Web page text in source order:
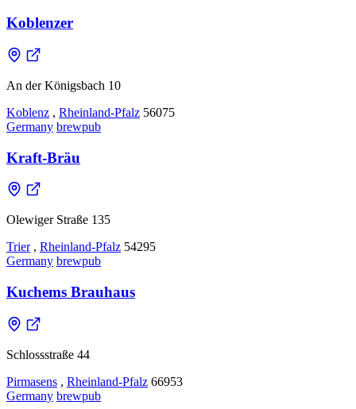
Koblenzer
An der Königsbach 10
Koblenz , Rheinland-Pfalz 56075
Germany brewpub
Kraft-Bräu
Olewiger Straße 135
Trier , Rheinland-Pfalz 54295
Germany brewpub
Kuchems Brauhaus
Schlossstraße 44
Pirmasens , Rheinland-Pfalz 66953
Germany brewpub